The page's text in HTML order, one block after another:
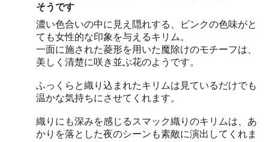
そうです
濃い色合いの中に見え隠れする、ピンクの色味がと
ても女性的な印象を与えるキリム。
一面に施された菱形を用いた魔除けのモチーフは、
美しく清楚に咲き並ぶ花のようです。
ふっくらと織り込まれたキリムは見ているだけでも
温かな気持ちにさせてくれます。
織りにも深みを感じるスマック織りのキリムは、あ
かりを落とした夜のシーンも素敵に演出してくれま